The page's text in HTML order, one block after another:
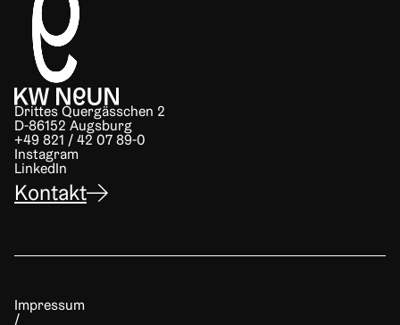
Drittes Quergässchen 2
D-86152 Augsburg
+49 821 / 42 07 89-0
Instagram
LinkedIn
Kontakt
Impressum